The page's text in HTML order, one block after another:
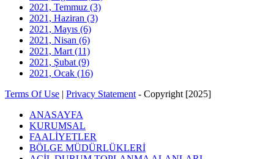
2021, Temmuz (3)
2021, Haziran (3)
2021, Mayıs (6)
2021, Nisan (6)
2021, Mart (11)
2021, Şubat (9)
2021, Ocak (16)
Terms Of Use | Privacy Statement - Copyright [2025]
ANASAYFA
KURUMSAL
FAALİYETLER
BÖLGE MÜDÜRLÜKLERİ